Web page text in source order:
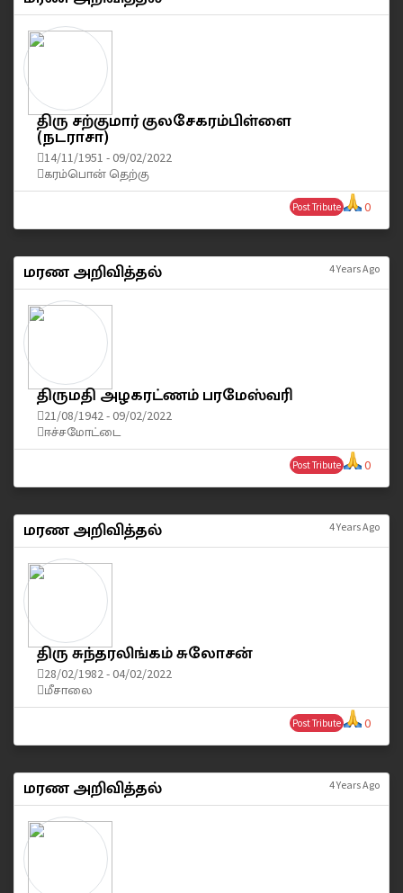
திரு சற்குமார் குலசேகரம்பிள்ளை
(நடராசா)
14/11/1951 - 09/02/2022
கரம்பொன் தெற்கு
0
Post Tribute
மரண அறிவித்தல் 4 Years Ago
திருமதி அழகரட்ணம் பரமேஸ்வரி
21/08/1942 - 09/02/2022
ஈச்சமோட்டை
0
Post Tribute
மரண அறிவித்தல் 4 Years Ago
திரு சுந்தரலிங்கம் சுலோசன்
28/02/1982 - 04/02/2022
மீசாலை
0
Post Tribute
மரண அறிவித்தல் 4 Years Ago